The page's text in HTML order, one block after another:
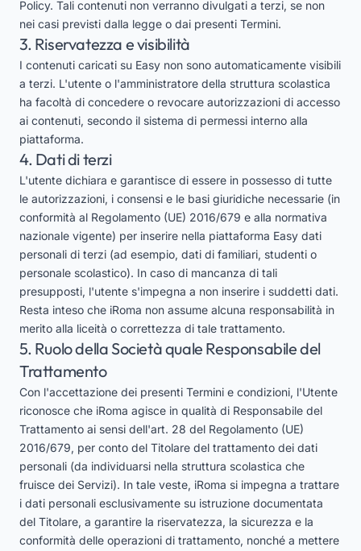
Policy. Tali contenuti non verranno divulgati a terzi, se non
nei casi previsti dalla legge o dai presenti Termini.
3. Riservatezza e visibilità
I contenuti caricati su Easy non sono automaticamente visibili
a terzi. L'utente o l'amministratore della struttura scolastica
ha facoltà di concedere o revocare autorizzazioni di accesso
ai contenuti, secondo il sistema di permessi interno alla
piattaforma.
4. Dati di terzi
L'utente dichiara e garantisce di essere in possesso di tutte
le autorizzazioni, i consensi e le basi giuridiche necessarie (in
conformità al Regolamento (UE) 2016/679 e alla normativa
nazionale vigente) per inserire nella piattaforma Easy dati
personali di terzi (ad esempio, dati di familiari, studenti o
personale scolastico). In caso di mancanza di tali
presupposti, l'utente s'impegna a non inserire i suddetti dati.
Resta inteso che iRoma non assume alcuna responsabilità in
merito alla liceità o correttezza di tale trattamento.
5. Ruolo della Società quale Responsabile del
Trattamento
Con l'accettazione dei presenti Termini e condizioni, l'Utente
riconosce che iRoma agisce in qualità di Responsabile del
Trattamento ai sensi dell'art. 28 del Regolamento (UE)
2016/679, per conto del Titolare del trattamento dei dati
personali (da individuarsi nella struttura scolastica che
fruisce dei Servizi). In tale veste, iRoma si impegna a trattare
i dati personali esclusivamente su istruzione documentata
del Titolare, a garantire la riservatezza, la sicurezza e la
conformità delle operazioni di trattamento, nonché a mettere